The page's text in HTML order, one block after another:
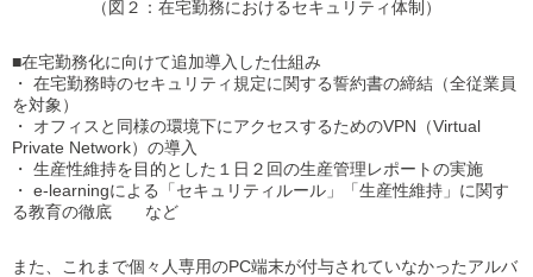
（図２：在宅勤務におけるセキュリティ体制）
■在宅勤務化に向けて追加導入した仕組み
・ 在宅勤務時のセキュリティ規定に関する誓約書の締結（全従業員
を対象）
・ オフィスと同様の環境下にアクセスするためのVPN（Virtual
Private Network）の導入
・ 生産性維持を目的とした１日２回の生産管理レポートの実施
・ e-learningによる「セキュリティルール」「生産性維持」に関す
る教育の徹底 など
また、これまで個々人専用のPC端末が付与されていなかったアルバ